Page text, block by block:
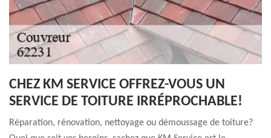
CHEZ KM SERVICE OFFREZ-VOUS UN
SERVICE DE TOITURE IRRÉPROCHABLE!
Réparation, rénovation, nettoyage ou démoussage de toiture?